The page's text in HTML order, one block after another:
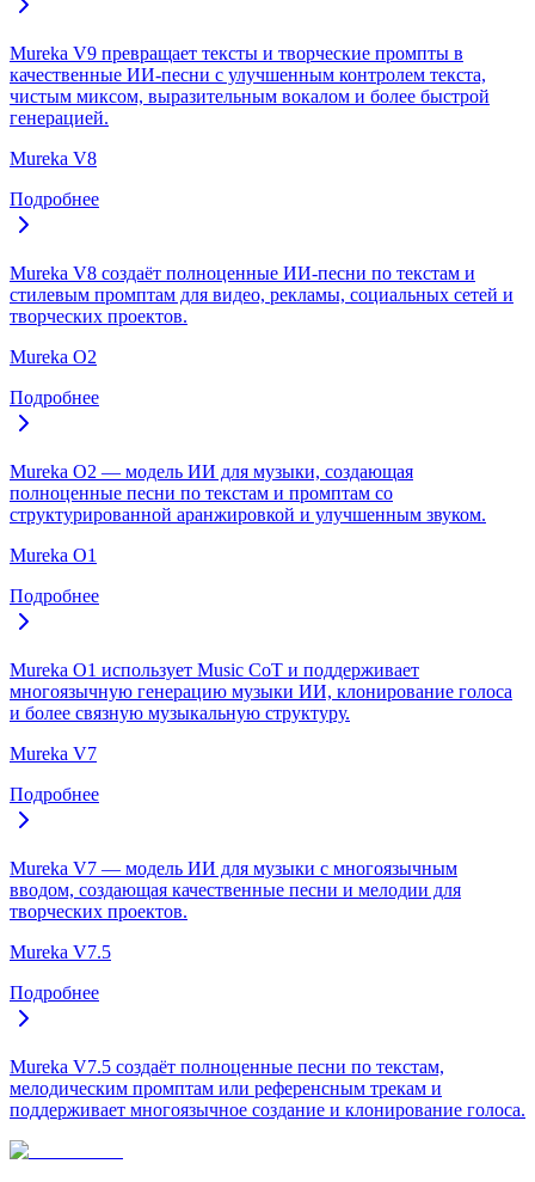
Mureka V9 превращает тексты и творческие промпты в
качественные ИИ-песни с улучшенным контролем текста,
чистым миксом, выразительным вокалом и более быстрой
генерацией.
Mureka V8
Подробнее
Mureka V8 создаёт полноценные ИИ-песни по текстам и
стилевым промптам для видео, рекламы, социальных сетей и
творческих проектов.
Mureka O2
Подробнее
Mureka O2 — модель ИИ для музыки, создающая
полноценные песни по текстам и промптам со
структурированной аранжировкой и улучшенным звуком.
Mureka O1
Подробнее
Mureka O1 использует Music CoT и поддерживает
многоязычную генерацию музыки ИИ, клонирование голоса
и более связную музыкальную структуру.
Mureka V7
Подробнее
Mureka V7 — модель ИИ для музыки с многоязычным
вводом, создающая качественные песни и мелодии для
творческих проектов.
Mureka V7.5
Подробнее
Mureka V7.5 создаёт полноценные песни по текстам,
мелодическим промптам или референсным трекам и
поддерживает многоязычное создание и клонирование голоса.